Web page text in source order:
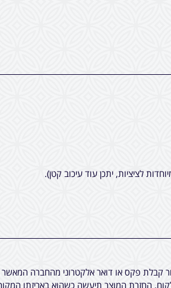
קבלת פקס או דואר אלקטרוני מהחברה
החזרת המוצר תיעשה כשהוא באריזתו